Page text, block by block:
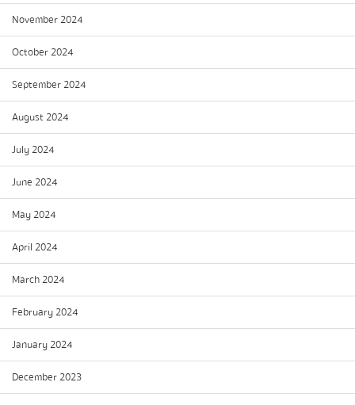
November 2024
October 2024
September 2024
August 2024
July 2024
June 2024
May 2024
April 2024
March 2024
February 2024
January 2024
December 2023